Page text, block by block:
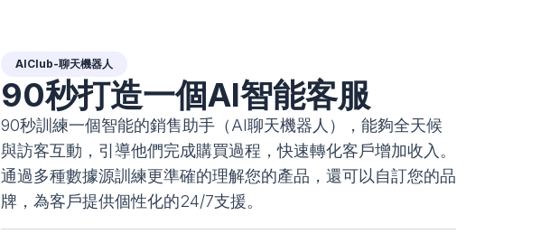
AIClub-聊天機器人
90秒打造一個AI智能客服
90秒訓練一個智能的銷售助手（AI聊天機器人），能夠全天候
與訪客互動，引導他們完成購買過程，快速轉化客戶增加收入。
通過多種數據源訓練更準確的理解您的產品，還可以自訂您的品
牌，為客戶提供個性化的24/7支援。